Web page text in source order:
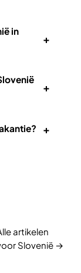
in
+
+
+
artikelen
Slovenië →